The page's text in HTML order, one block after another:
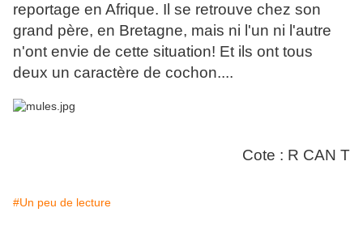
reportage en Afrique. Il se retrouve chez son
grand père, en Bretagne, mais ni l'un ni l'autre
n'ont envie de cette situation! Et ils ont tous
deux un caractère de cochon....
Cote : R CAN T
#Un peu de lecture